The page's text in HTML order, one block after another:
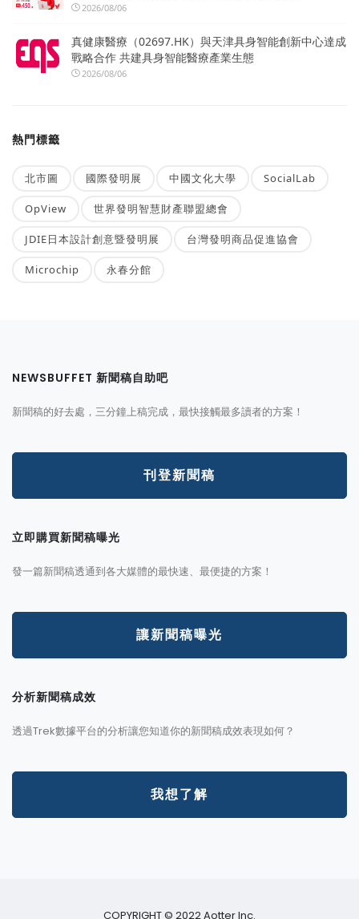
2026/08/06
真健康醫療（02697.HK）與天津具身智能創新中心達成
戰略合作 共建具身智能醫療產業生態
2026/08/06
熱門標籤
北市圖 國際發明展 中國文化大學 SocialLab
OpView 世界發明智慧財產聯盟總會
JDIE日本設計創意暨發明展 台灣發明商品促進協會
Microchip 永春分館
NEWSBUFFET 新聞稿自助吧
新聞稿的好去處，三分鐘上稿完成，最快接觸最多讀者的方案！
刊登新聞稿
立即購買新聞稿曝光
發一篇新聞稿透通到各大媒體的最快速、最便捷的方案！
讓新聞稿曝光
分析新聞稿成效
透過Trek數據平台的分析讓您知道你的新聞稿成效表現如何？
我想了解
COPYRIGHT © 2022 Aotter Inc.